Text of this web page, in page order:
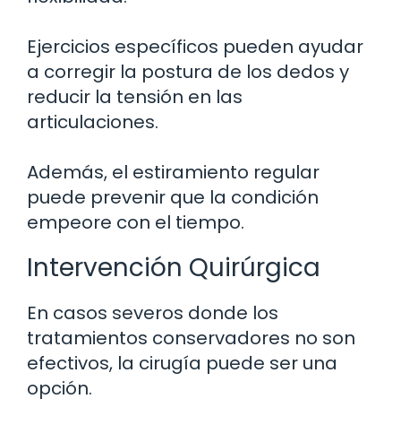
Ejercicios específicos pueden ayudar
a corregir la postura de los dedos y
reducir la tensión en las
articulaciones.
Además, el estiramiento regular
puede prevenir que la condición
empeore con el tiempo.
Intervención Quirúrgica
En casos severos donde los
tratamientos conservadores no son
efectivos, la cirugía puede ser una
opción.